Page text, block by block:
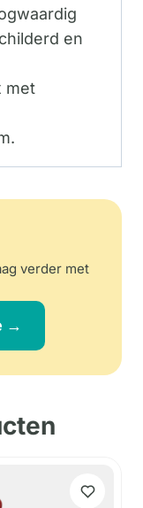
en
met
verder met
→